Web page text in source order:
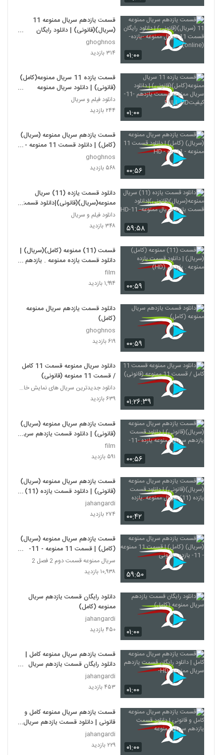
۰۱:۰۰
قسمت یازدهم سریال ممنوعه 11
(سریال)(قانونی) | دانلود رایگان
قسمت 11 سریال ممنوعه -یازده-
(online)
ghoghnos
۳۱۴ بازدید
۰۱:۰۰
قسمت یازده 11 سریال ممنوعه(کامل)
(قانونی) | دانلود سریال ممنوعه
قسمت یازدهم -11-کیفیتFULL HD
دانلود فیلم و سریال
۲۴۴ بازدید
۰۰:۵۶
قسمت یازدهم سریال ممنوعه (سریال)
(کامل) | دانلود قسمت 11 ممنوعه -
11- ده - HD
ghoghnos
۵۶۸ بازدید
۵۹:۵۸
دانلود قسمت یازده (11) سریال
ممنوعه(سریال)(قانونی)|دانلود قسمت
یازده سریال ممنوعه- 11-HD
دانلود فیلم و سریال
۳۴۸ بازدید
۰۰:۵۹
قسمت (11) ممنوعه (کامل)(سریال) |
دانلود قسمت یازده ممنوعه . یازدهم
(HD)
film
۱,۹۹۴ بازدید
۰۰:۵۹
دانلود قسمت یازدهم سریال ممنوعه
(کامل)
ghoghnos
۶۱۹ بازدید
۰۱:۲۶:۳۹
دانلود سریال ممنوعه قسمت 11 کامل
/ قسمت 11 ممنوعه (قانونی)
دانلود جدیدترین سریال های نمایش خانگی
۶۳۹ بازدید
۰۰:۵۶
قسمت یازدهم سریال ممنوعه (سریال)
(قانونی) | دانلود قسمت یازدهم سریال
ممنوعه یازده -11-
film
۵۹۱ بازدید
۰۰:۴۲
قسمت یازدهم سریال ممنوعه (سریال)
(قانونی) | دانلود قسمت یازده (11)
سریال ممنوعه .یازده
jahangardi
۲۷۴ بازدید
۵۹:۵۰
قسمت یازدهم سریال ممنوعه (سریال)
(کامل) | قسمت 11 ممنوعه - 11-
یازده - قانونی
سریال ممنوعه قسمت دوم 2 فصل 2
۱۰,۹۳۸ بازدید
۰۱:۰۰
دانلود رایگان قسمت یازدهم سریال
ممنوعه (کامل)
jahangardi
۴۵۰ بازدید
۰۱:۰۰
قسمت یازدهم سریال ممنوعه کامل |
دانلود رایگان قسمت یازدهم سریال
ممنوعه -HD-
jahangardi
۴۵۳ بازدید
۰۱:۰۰
قسمت یازدهم سریال ممنوعه کامل و
قانونی | دانلود قسمت یازدهم سریال
ممنوعه
jahangardi
۲۲۹ بازدید